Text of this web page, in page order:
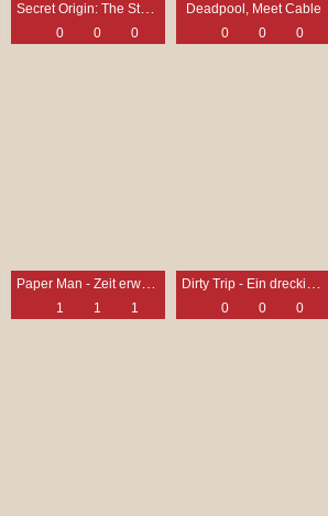
0 0 0
Deadpool, Meet Cable
0
0 0
1 1 1 0 0 0